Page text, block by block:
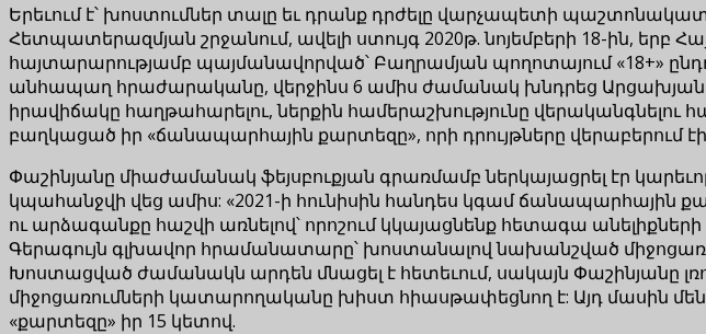
Երեւում է՝ խոստումներ տալը եւ դրանք դրժելը վարչապետի
Հետպատերազմյան շրջանում, ավելի ստույգ 2020թ. նոյեմբերի 18-ին, երբ
հայտարարությամբ պայմանավորված՝ Բաղրամյան պողոտայում «18+»
անհապաղ հրաժարականը, վերջինս 6 ամիս ժամանակ խնդրեց
իրավիճակը հաղթահարելու, ներքին համերաշխությունը
բաղկացած իր «ճանապարհային քարտեզը», որի դրույթները վերաբերում
Փաշինյանը միաժամանակ ֆեյսբուքյան գրառմամբ ներկայացրել էր
կպահանջվի վեց ամիս: «2021-ի հունիսին հանդես կգամ ճանապարհային
ու արձագանքը հաշվի առնելով՝ որոշում կկայացնենք հետագա
Գերագույն գլխավոր հրամանատարը՝ խոստանալով նախանշված
Խոստացված ժամանակն արդեն մնացել է հետեւում, սակայն Փաշինյանը
միջոցառումների կատարողականը խիստ հիասթափեցնող է: Այդ մասին
«քարտեզը» իր 15 կետով.